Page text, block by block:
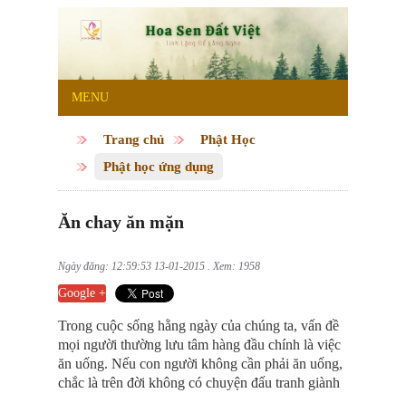
MENU
Trang chủ
Phật Học
Phật học ứng dụng
Ăn chay ăn mặn
Ngày đăng: 12:59:53 13-01-2015 . Xem: 1958
Google +
Trong cuộc sống hằng ngày của chúng ta, vấn đề
mọi người thường lưu tâm hàng đầu chính là việc
ăn uống. Nếu con người không cần phải ăn uống,
chắc là trên đời không có chuyện đấu tranh giành